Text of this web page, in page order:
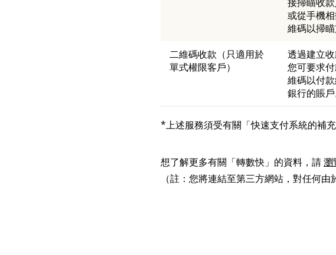
或從手機
維碼以掃瞄
二維碼收款（只適用於
單式權限客戶）
透過建立收
您可要求
維碼以付
銀行的賬戶
*上述服務須受有關「快速支付系統的補
想了解更多有關「轉數快」的資料，請瀏
（註：您將連結至第三方網站，對任何